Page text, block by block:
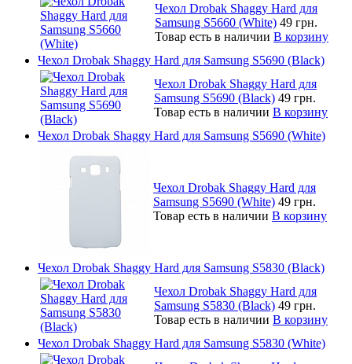
Чехол Drobak Shaggy Hard для
Samsung S5660 (White) 49 грн.
Товар есть в наличии В корзину
Чехол Drobak Shaggy Hard для Samsung S5690 (Black)
Чехол Drobak Shaggy Hard для
Samsung S5690 (Black) 49 грн.
Товар есть в наличии В корзину
Чехол Drobak Shaggy Hard для Samsung S5690 (White)
Чехол Drobak Shaggy Hard для
Samsung S5690 (White) 49 грн.
Товар есть в наличии В корзину
Чехол Drobak Shaggy Hard для Samsung S5830 (Black)
Чехол Drobak Shaggy Hard для
Samsung S5830 (Black) 49 грн.
Товар есть в наличии В корзину
Чехол Drobak Shaggy Hard для Samsung S5830 (White)